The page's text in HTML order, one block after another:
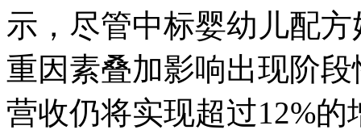
示，尽管中标婴幼儿配
重因素叠加影响出现阶
营收仍将实现超过12%的